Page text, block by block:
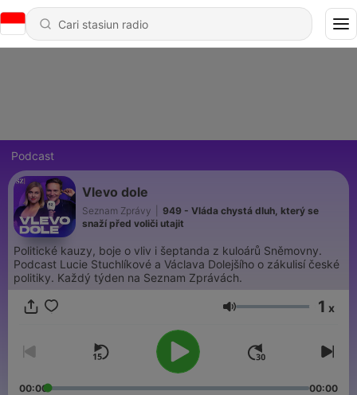
Podcast
Vlevo dole
Seznam Zprávy
949 - Vláda chystá dluh, který se
snaží před voliči utajit
Politické kauzy, boje o vliv i šeptanda z kuloárů Sněmovny.
Podcast Lucie Stuchlíkové a Václava Dolejšího o zákulisí české
politiky. Každý týden na Seznam Zprávách.
Volume 1 x
00:00 00:00